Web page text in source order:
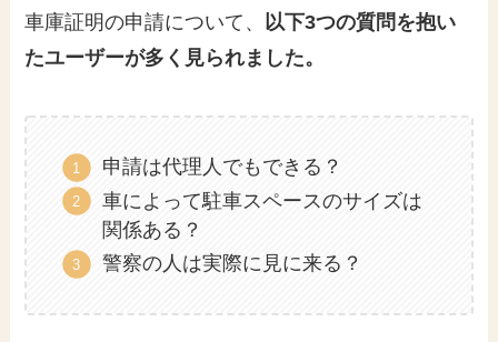
車庫証明の申請について、 以下3つの質問を抱い
たユーザーが多く見られました。
申請は代理人でもできる？
車によって駐車スペースのサイズは
関係ある？
警察の人は実際に見に来る？